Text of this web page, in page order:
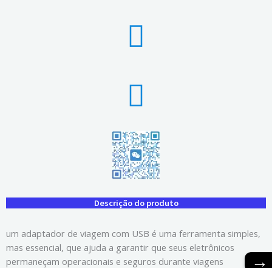
Descrição do produto
um adaptador de viagem com USB é uma ferramenta simples,
mas essencial, que ajuda a garantir que seus eletrônicos
permaneçam operacionais e seguros durante viagens
→